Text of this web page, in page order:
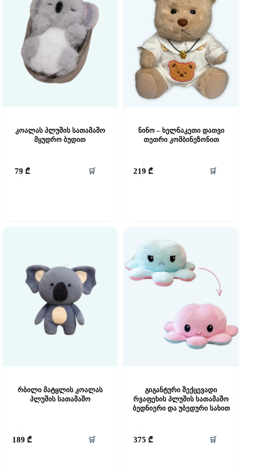
კოალას პლუშის სათამაშო
მყუდრო ბუდით
79 ₾ 🛒
ნინო – ხელნაკეთი დათვი
თეთრი კომბინეზონით
219₾ 🛒
რბილი მატყლის კოალას
პლუშის სათამაშო
189₾ 🛒
გიგანტური შექცევადი
რვაფეხის პლუშის სათამაშო
ბედნიერი და უბედური სახით
375₾ 🛒